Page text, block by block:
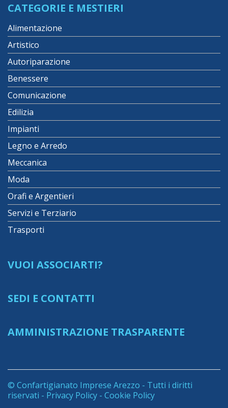
CATEGORIE E MESTIERI
Alimentazione
Artistico
Autoriparazione
Benessere
Comunicazione
Edilizia
Impianti
Legno e Arredo
Meccanica
Moda
Orafi e Argentieri
Servizi e Terziario
Trasporti
VUOI ASSOCIARTI?
SEDI E CONTATTI
AMMINISTRAZIONE TRASPARENTE
© Confartigianato Imprese Arezzo - Tutti i diritti
riservati - Privacy Policy - Cookie Policy